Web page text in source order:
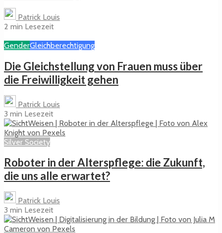
Patrick Louis
2 min Lesezeit
GenderGleichberechtigung
Die Gleichstellung von Frauen muss über
die Freiwilligkeit gehen
Patrick Louis
3 min Lesezeit
Silver Society
Roboter in der Alterspflege: die Zukunft,
die uns alle erwartet?
Patrick Louis
3 min Lesezeit